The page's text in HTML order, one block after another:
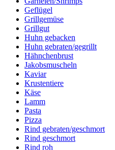
Geflügel
Grillgemüse
Grillgut
Huhn gebacken
Huhn gebraten/gegrillt
Hähnchenbrust
Jakobsmuscheln
Kaviar
Krustentiere
Käse
Lamm
Pasta
Pizza
Rind gebraten/geschmort
Rind geschmort
Rind roh